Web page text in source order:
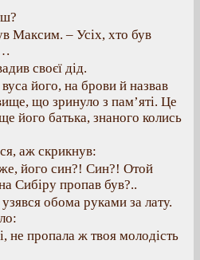
Максим. – Усіх, хто був
своєї дід.
його, на брови й назвав
що зринуло з пам’яті. Це
його батька, знаного колись
аж скрикнув:
його син?! Син?! Отой
Сибіру пропав був?..
обома руками за лату.
не пропала ж твоя молодість